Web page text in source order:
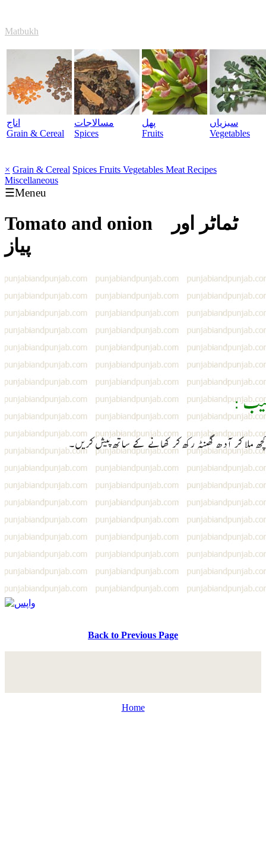
Matbukh
اناج
Grain & Cereal
مسالاجات
Spices
پھل
Fruits
سبزیاں
Vegetables
× Grain & Cereal Spices Fruits Vegetables Meat Recipes
Miscellaneous
☰Meneu
Tomato and onion
پیاز
Back to Previous Page
Home